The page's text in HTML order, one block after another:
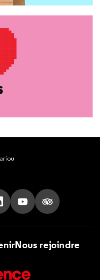
Tik Tok
sur X
nous sur LinkedIn
Suivez nous sur
Suivez nous
Nous rejoindre